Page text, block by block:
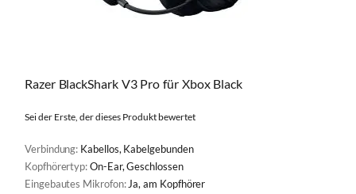
Razer BlackShark V3 Pro für Xbox Black
Sei der Erste, der dieses Produkt bewertet
Verbindung: Kabellos, Kabelgebunden
Kopfhörertyp:On-Ear, Geschlossen
Eingebautes Mikrofon: Ja, am Kopfhörer